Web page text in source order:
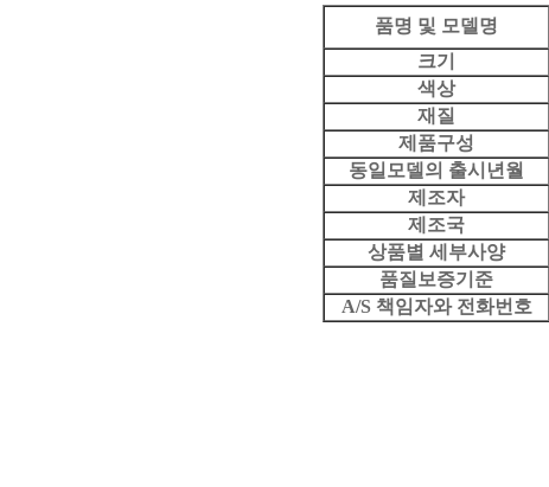
품명 및 모델명
크기
색상
재질
제품구성
동일모델의 출시년월
제조자
제조국
상품별 세부사양
품질보증기준
A/S 책임자와 전화번호